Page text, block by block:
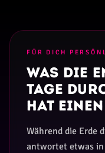
FÜR DICH
Was die
Tage
hat
Während die Erde
antwortet etwas